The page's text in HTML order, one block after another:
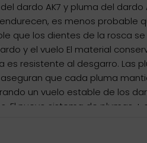
dardo AK7 y pluma del dardo
es menos probable
que los dientes de la rosca
y el vuelo El material
es resistente al desgarro. Las
que cada pluma
un vuelo estable de los
El nuevo sistema de plumas +
que están cansados ????de